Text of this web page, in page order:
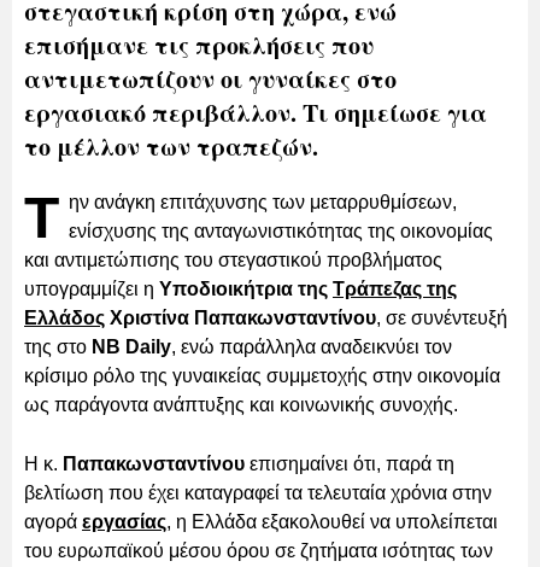
στεγαστική κρίση στη χώρα, ενώ
επισήμανε τις προκλήσεις που
αντιμετωπίζουν οι γυναίκες στο
εργασιακό περιβάλλον. Τι σημείωσε για
το μέλλον των τραπεζών.
Τ ην ανάγκη επιτάχυνσης των μεταρρυθμίσεων,
ενίσχυσης της ανταγωνιστικότητας της οικονομίας
και αντιμετώπισης του στεγαστικού προβλήματος
υπογραμμίζει η Υποδιοικήτρια της Τράπεζας της
Ελλάδος Χριστίνα Παπακωνσταντίνου, σε συνέντευξή
της στο NB Daily, ενώ παράλληλα αναδεικνύει τον
κρίσιμο ρόλο της γυναικείας συμμετοχής στην οικονομία
ως παράγοντα ανάπτυξης και κοινωνικής συνοχής.
Η κ. Παπακωνσταντίνου επισημαίνει ότι, παρά τη
βελτίωση που έχει καταγραφεί τα τελευταία χρόνια στην
αγορά εργασίας, η Ελλάδα εξακολουθεί να υπολείπεται
του ευρωπαϊκού μέσου όρου σε ζητήματα ισότητας των